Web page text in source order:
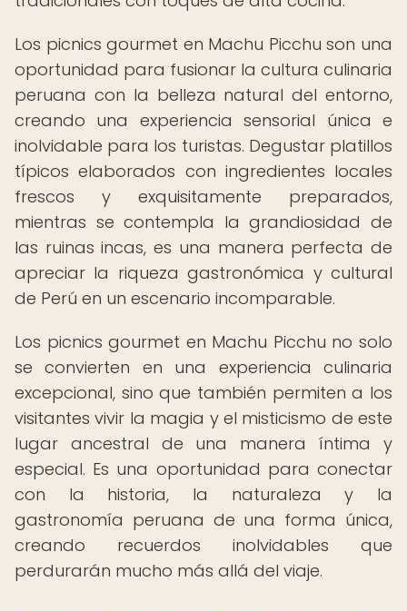
Los picnics gourmet en Machu Picchu son una
oportunidad para fusionar la cultura culinaria
peruana con la belleza natural del entorno,
creando una experiencia sensorial única e
inolvidable para los turistas. Degustar platillos
típicos elaborados con ingredientes locales
frescos y exquisitamente preparados,
mientras se contempla la grandiosidad de
las ruinas incas, es una manera perfecta de
apreciar la riqueza gastronómica y cultural
de Perú en un escenario incomparable.
Los picnics gourmet en Machu Picchu no solo
se convierten en una experiencia culinaria
excepcional, sino que también permiten a los
visitantes vivir la magia y el misticismo de este
lugar ancestral de una manera íntima y
especial. Es una oportunidad para conectar
con la historia, la naturaleza y la
gastronomía peruana de una forma única,
creando recuerdos inolvidables que
perdurarán mucho más allá del viaje.